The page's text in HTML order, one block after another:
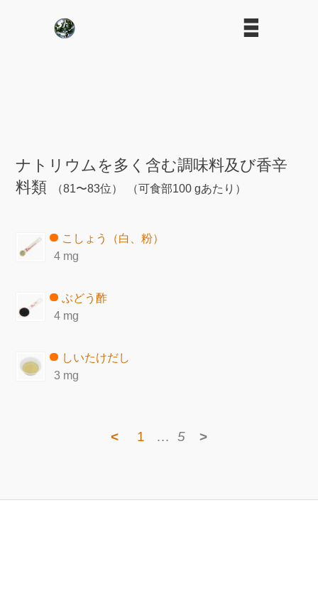
ナトリウムを多く含む調味料及び香辛
料類
（81〜83位） （可食部100 gあたり）
こしょう（白、粉）
4 mg
ぶどう酢
4 mg
しいたけだし
3 mg
< 1 … 5 >